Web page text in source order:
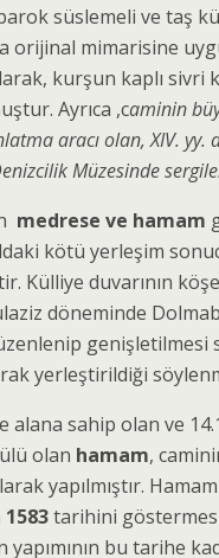
süslemeli ve taş
orijinal mimarisine
kurşun kaplı sivri
Ayrıca ,caminin
aracı olan, XIV. yy.
Müzesinde
medrese ve hamam
kötü yerleşim
Külliye duvarının
döneminde
genişletilmesi
yerleştirildiği
alana sahip olan ve
olan hamam,
yapılmıştır.
1583tarihini
yapımının bu tarihe